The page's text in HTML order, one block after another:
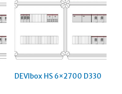
DEVIbox HS 6×2700 D330